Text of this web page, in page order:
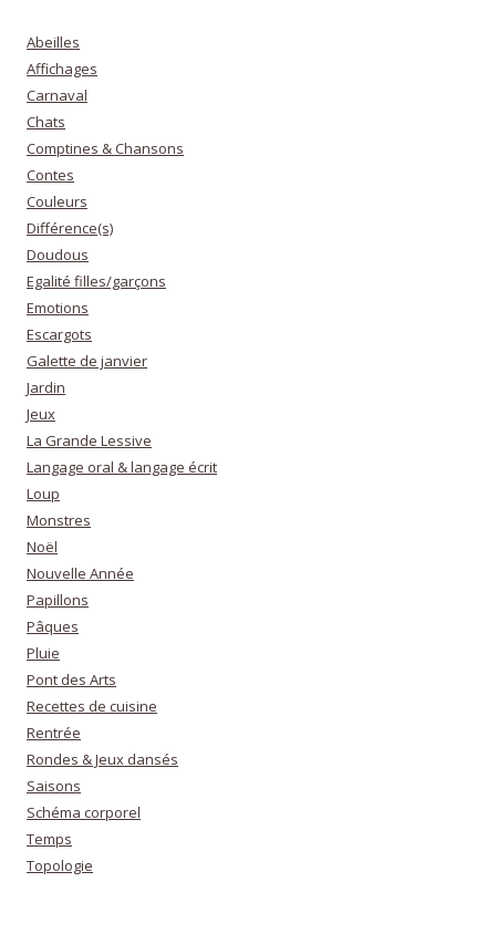
Abeilles
Affichages
Carnaval
Chats
Comptines & Chansons
Contes
Couleurs
Différence(s)
Doudous
Egalité filles/garçons
Emotions
Escargots
Galette de janvier
Jardin
Jeux
La Grande Lessive
Langage oral & langage écrit
Loup
Monstres
Noël
Nouvelle Année
Papillons
Pâques
Pluie
Pont des Arts
Recettes de cuisine
Rentrée
Rondes & Jeux dansés
Saisons
Schéma corporel
Temps
Topologie